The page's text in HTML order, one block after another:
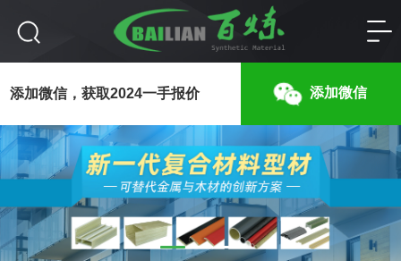
添加微信，获取2024一手报价 添加微信